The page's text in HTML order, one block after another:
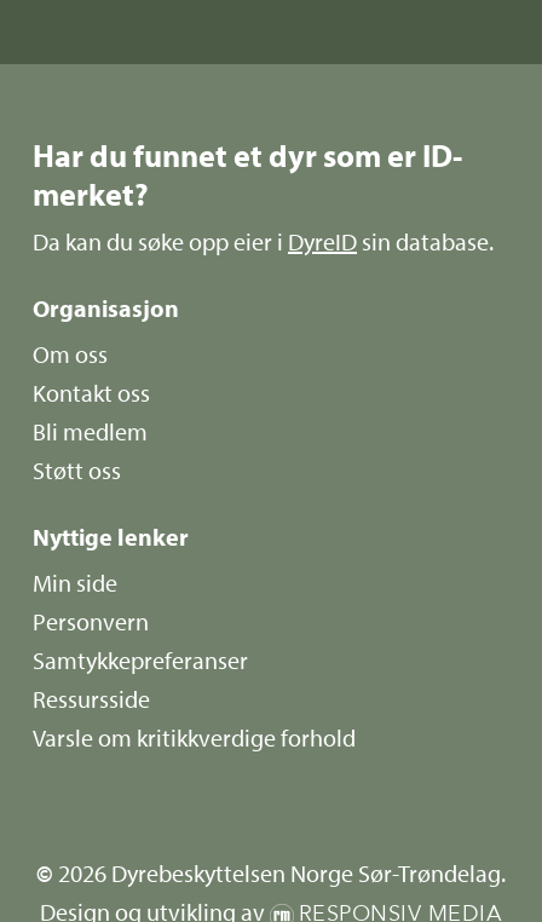
Har du funnet et dyr som er ID-
merket?
Da kan du søke opp eier i DyreID sin database.
Organisasjon
Om oss
Kontakt oss
Bli medlem
Støtt oss
Nyttige lenker
Min side
Personvern
Samtykkepreferanser
Ressursside
Varsle om kritikkverdige forhold
© 2026Dyrebeskyttelsen Norge Sør-Trøndelag.
Design og utvikling av
RESPONSIV MEDIA